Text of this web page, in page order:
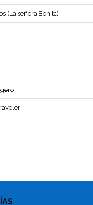
(La señora Bonita)